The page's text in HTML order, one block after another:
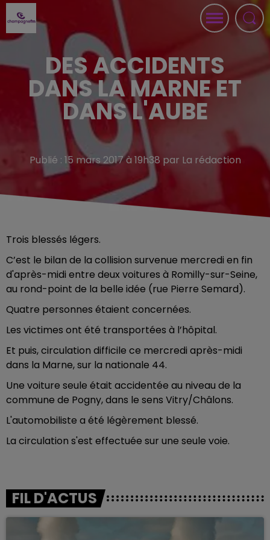
DES ACCIDENTS
DANS LA MARNE ET
DANS L'AUBE
Publié : 15 mars 2017 à 19h38 par La rédaction
Trois blessés légers.
C’est le bilan de la collision survenue mercredi en fin
d'après-midi entre deux voitures à Romilly-sur-Seine,
au rond-point de la belle idée (rue Pierre Semard).
Quatre personnes étaient concernées.
Les victimes ont été transportées à l’hôpital.
Et puis, circulation difficile ce mercredi après-midi
dans la Marne, sur la nationale 44.
Une voiture seule était accidentée au niveau de la
commune de Pogny, dans le sens Vitry/Châlons.
L'automobiliste a été légèrement blessé.
La circulation s'est effectuée sur une seule voie.
FIL D'ACTUS